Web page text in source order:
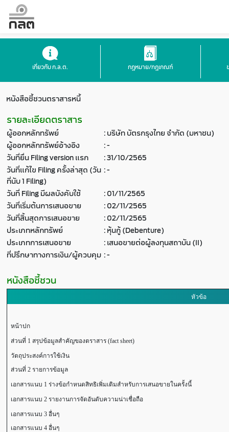
เกี่ยวกับ ก.ล.ต. กฎหมาย/กฎเกณฑ์
หนังสือชี้ชวนตราสารหนี้
รายละเอียดตราสาร
ผู้ออกหลักทรัพย์ :บริษัท บัตรกรุงไทย จำกัด (มหาชน)
ผู้ออกหลักทรัพย์อ้างอิง
:-
วันที่ยื่น Filing version แรก
:31/10/2565
วันที่แก้ไข Filing ครั้งล่าสุด (วัน
ที่นับ 1 Filing)
:-
วันที่ Filing มีผลบังคับใช้
:01/11/2565
วันที่เริ่มต้นการเสนอขาย
:02/11/2565
วันที่สิ้นสุดการเสนอขาย
:02/11/2565
ประเภทหลักทรัพย์
:หุ้นกู้ (Debenture)
ประเภทการเสนอขาย
:เสนอขายต่อผู้ลงทุนสถาบัน (II)
ที่ปรึกษาทางการเงิน/ผู้ควบคุม :-
หนังสือชี้ชวน
หัวข้อ
หน้าปก
ส่วนที่ 1 สรุปข้อมูลสำคัญของตราสาร (fact sheet)
วัตถุประสงค์การใช้เงิน
ส่วนที่ 2 รายการข้อมูล
เอกสารแนบ 1 ร่างข้อกำหนดสิทธิเพิ่มเติมสำหรับการเสนอขายในครั้งนี้
เอกสารแนบ 2 รายงานการจัดอันดับความน่าเชื่อถือ
เอกสารแนบ 3 อื่นๆ
เอกสารแนบ 4 อื่นๆ